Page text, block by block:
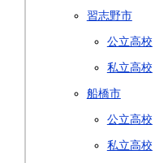
習志野市
公立高校
私立高校
船橋市
公立高校
私立高校